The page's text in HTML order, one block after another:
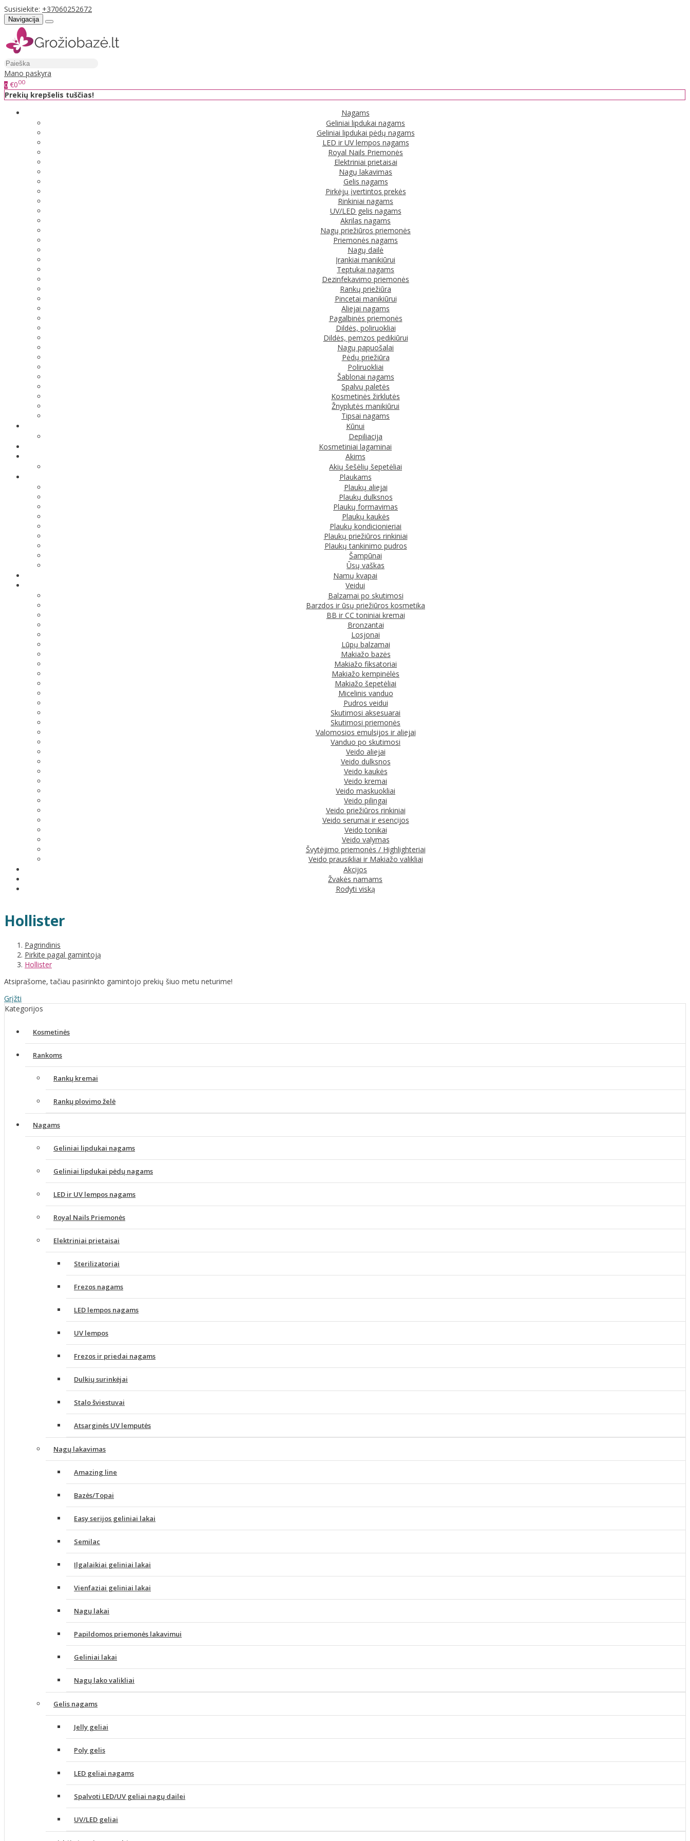
Susisiekite: +37060252672
Navigacija
Mano paskyra
0 €000
Prekių krepšelis tuščias!
Nagams
Geliniai lipdukai nagams
Geliniai lipdukai pėdų nagams
LED ir UV lempos nagams
Royal Nails Priemonės
Elektriniai prietaisai
Nagų lakavimas
Gelis nagams
Pirkėjų įvertintos prekės
Rinkiniai nagams
UV/LED gelis nagams
Akrilas nagams
Nagų priežiūros priemonės
Priemonės nagams
Nagų dailė
Įrankiai manikiūrui
Teptukai nagams
Dezinfekavimo priemonės
Rankų priežiūra
Pincetai manikiūrui
Aliejai nagams
Pagalbinės priemonės
Dildės, poliruokliai
Dildės, pemzos pedikiūrui
Nagų papuošalai
Pėdų priežiūra
Poliruokliai
Šablonai nagams
Spalvų paletės
Kosmetinės žirklutės
Žnyplutės manikiūrui
Tipsai nagams
Kūnui
Depiliacija
Kosmetiniai lagaminai
Akims
Akių šešėlių šepetėliai
Plaukams
Plaukų aliejai
Plaukų dulksnos
Plaukų formavimas
Plaukų kaukės
Plaukų kondicionieriai
Plaukų priežiūros rinkiniai
Plaukų tankinimo pudros
Šampūnai
Ūsų vaškas
Namų kvapai
Veidui
Balzamai po skutimosi
Barzdos ir ūsų priežiūros kosmetika
BB ir CC toniniai kremai
Bronzantai
Losjonai
Lūpų balzamai
Makiažo bazės
Makiažo fiksatoriai
Makiažo kempinėlės
Makiažo šepetėliai
Micelinis vanduo
Pudros veidui
Skutimosi aksesuarai
Skutimosi priemonės
Valomosios emulsijos ir aliejai
Vanduo po skutimosi
Veido aliejai
Veido dulksnos
Veido kaukės
Veido kremai
Veido maskuokliai
Veido pilingai
Veido priežiūros rinkiniai
Veido serumai ir esencijos
Veido tonikai
Veido valymas
Švytėjimo priemonės / Highlighteriai
Veido prausikliai ir Makiažo valikliai
Akcijos
Žvakės namams
Rodyti viską
Hollister
Pagrindinis
Pirkite pagal gamintoją
Hollister
Atsiprašome, tačiau pasirinkto gamintojo prekių šiuo metu neturime!
Grįžti
Kategorijos
Kosmetinės
Rankoms
Rankų kremai
Rankų plovimo želė
Nagams
Geliniai lipdukai nagams
Geliniai lipdukai pėdų nagams
LED ir UV lempos nagams
Royal Nails Priemonės
Elektriniai prietaisai
Sterilizatoriai
Frezos nagams
LED lempos nagams
UV lempos
Frezos ir priedai nagams
Dulkių surinkėjai
Stalo šviestuvai
Atsarginės UV lemputės
Nagų lakavimas
Amazing line
Bazės/Topai
Easy serijos geliniai lakai
Semilac
Ilgalaikiai geliniai lakai
Vienfaziai geliniai lakai
Nagų lakai
Papildomos priemonės lakavimui
Geliniai lakai
Nagų lako valikliai
Gelis nagams
Jelly geliai
Poly gelis
LED geliai nagams
Spalvoti LED/UV geliai nagų dailei
UV/LED geliai